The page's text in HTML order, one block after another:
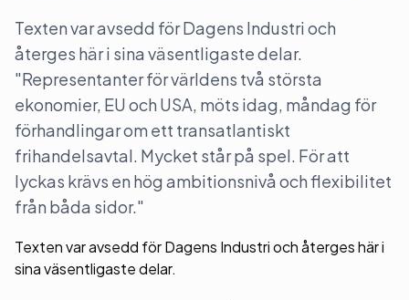
Texten var avsedd för Dagens Industri och
återges här i sina väsentligaste delar.
"Representanter för världens två största
ekonomier, EU och USA, möts idag, måndag för
förhandlingar om ett transatlantiskt
frihandelsavtal. Mycket står på spel. För att
lyckas krävs en hög ambitionsnivå och flexibilitet
från båda sidor."
Texten var avsedd för Dagens Industri och återges här i
sina väsentligaste delar.